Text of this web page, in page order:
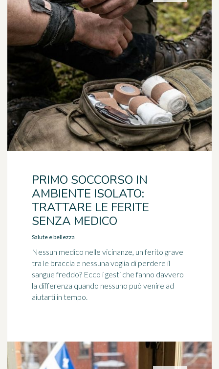
PRIMO SOCCORSO IN
AMBIENTE ISOLATO:
TRATTARE LE FERITE
SENZA MEDICO
Salute e bellezza
Nessun medico nelle vicinanze, un ferito grave
tra le braccia e nessuna voglia di perdere il
sangue freddo? Ecco i gesti che fanno davvero
la differenza quando nessuno può venire ad
aiutarti in tempo.